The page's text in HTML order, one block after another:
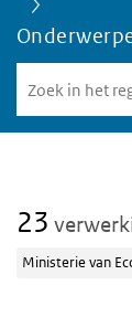
in
het
23
Ministerie van